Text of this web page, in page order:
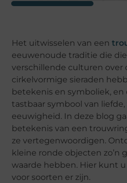
Het uitwisselen van een
eeuwenoude traditie die
verschillende culturen over
cirkelvormige sieraden
betekenis en symboliek, en
tastbaar symbool van
eeuwigheid. In deze blog
betekenis van een
ze vertegenwoordigen.
kleine ronde objecten zo’n
waarde hebben. Hier kunt
voor soorten er zijn.